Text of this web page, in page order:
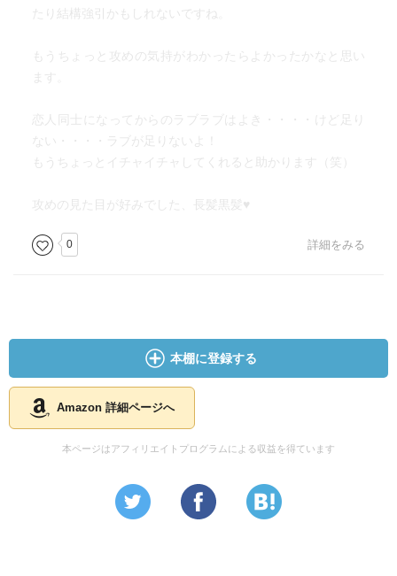
たり結構強引かもしれないですね。
もうちょっと攻めの気持がわかったらよかったかなと思い
ます。
恋人同士になってからのラブラブはよき・・・・けど足り
ない・・・・ラブが足りないよ！
もうちょっとイチャイチャしてくれると助かります（笑）
攻めの見た目が好みでした、長髪黒髪♥
0 詳細をみる
本棚に登録する
Amazon 詳細ページへ
本ページはアフィリエイトプログラムによる収益を得ています